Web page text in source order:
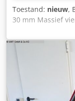
Toestand: nieuw,
30 mm Massief
mm
Wasdiameter -
vermogen 0,75
ca. 0,25 kg
aangedreven -